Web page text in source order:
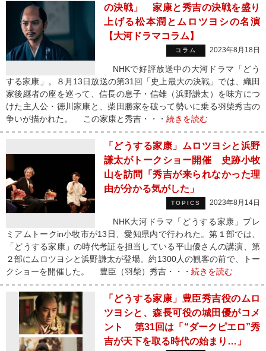
の決戦」 家康と秀吉の決戦を盛り
上げる松本潤とムロツヨシの名演
【大河ドラマコラム】
コラム 2023年8月18日
NHKで好評放送中の大河ドラマ「どう
する家康」。８月13日放送の第31回「史上最大の決戦」では、織田
家後継者の座を巡って、信長の息子・信雄（浜野謙太）を味方につ
けた主人公・徳川家康と、柴田勝家を破って勢いに乗る羽柴秀吉の
争いが描かれた。 この家康と秀吉・・・ 続きを読む
「どうする家康」ムロツヨシと浜野
謙太がトークショー開催 史跡小牧
山を訪問「秀吉が来られなかった理
由が分かる気がした」
TOPICS 2023年8月14日
NHK大河ドラマ「どうする家康」プレ
ミアムトークin小牧市が13日、愛知県内で行われた。第１部では、
「どうする家康」の時代考証を担当している平山優さんの講演、第
２部にムロツヨシと浜野謙太が登場。約1300人の観客の前で、トー
クショーを開催した。 豊臣（羽柴）秀吉・・・ 続きを読む
「どうする家康」豊臣秀吉役のムロ
ツヨシと、森長可役の城田優がコメ
ント 第31回は「“ダークピエロ”秀
吉が天下を取る時代の始まり…」